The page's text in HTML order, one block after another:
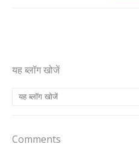
यह ब्लॉग खोजें
Comments